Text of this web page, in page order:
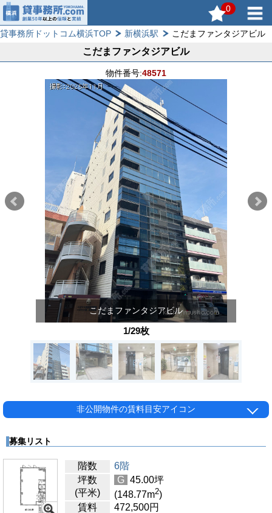
0
貸事務所ドットコム横浜TOP 新横浜駅 こだまファンタジアビル
こだまファンタジアビル
物件番号:48571
こだまファンタジアビル
1/29枚
非公開物件の賃料目安アイコン
募集リスト
階数
6階
坪数
(平米)
G 45.00坪
(148.77m2)
賃料
472,500円